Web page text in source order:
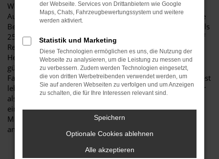
Wer einen Renault für Fahrten in Soest und Umgebung ins
Auge gefasst hat, erhält bei Budde Automobile die perfekte
Beratung. Unser Unternehmen beschäftigt sich seit mehr als
25 Jahren mit Autos und legt den Fokus unter anderem auf
Renault. Wir sind von der Qualität der Fahrzeuge dieses
Herstellers überzeugt und haben sowohl spannende und
günstige Gebrauchtwagen als auch Neufahrzeuge, EU-
Fahrzeuge sowie Jahreswagen für Sie auf Lager. Wer in Soest
lebt, hat es nicht weit zu uns. Auf einem Gelände von mehr
als 11.000 Quadratmetern bieten wir alles, was das Herz
eines Autointeressierten begehrt und zwar sowohl jede
Menge Werkstattfläche mit mehrere Hebebühnen als auch
angenehme Verkaufsräume mit enormer Auswahl.
der Webseite. Services von Drittanbietern wie Google
Maps, Chats, Fahrzeugbewertungssystem und weitere
werden aktiviert.
Statistik und Marketing
Diese Technologien ermöglichen es uns, die Nutzung der
Webseite zu analysieren, um die Leistung zu messen und
zu verbessern. Zudem werden Technologien eingesetzt,
die von dritten Werbetreibenden verwendet werden, um
Sie auf anderen Webseiten zu verfolgen und um Anzeigen
zu schalten, die für Ihre Interessen relevant sind.
Speichern
Optionale Cookies ablehnen
Alle akzeptieren